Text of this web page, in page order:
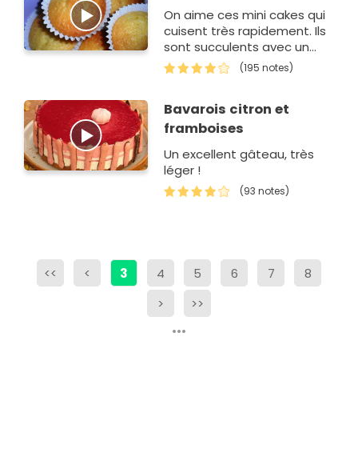
On aime ces mini cakes qui
cuisent très rapidement. Ils
sont succulents avec un
bon thé ou un café.
(195 notes)
Bavarois citron et
framboises
Un excellent gâteau, très
léger !
(93 notes)
<< < 3 4 5 6 7
8
>
>>